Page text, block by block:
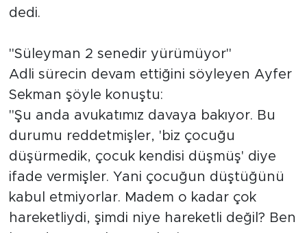
dedi.
"Süleyman 2 senedir yürümüyor"
Adli sürecin devam ettiğini söyleyen Ayfer
Sekman şöyle konuştu:
"Şu anda avukatımız davaya bakıyor. Bu
durumu reddetmişler, 'biz çocuğu
düşürmedik, çocuk kendisi düşmüş' diye
ifade vermişler. Yani çocuğun düştüğünü
kabul etmiyorlar. Madem o kadar çok
hareketliydi, şimdi niye hareketli değil? Ben